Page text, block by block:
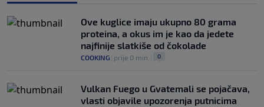
planova: Otkriveno šta je ponudio
Marokancima za podršku
NOGOMET |prije 2 h| 0
Ove kuglice imaju ukupno 80 grama
proteina, a okus im je kao da jedete
najfinije slatkiše od čokolade
COOKING prije 0 min. 0
Vulkan Fuego u Gvatemali se pojačava,
vlasti objavile upozorenja putnicima